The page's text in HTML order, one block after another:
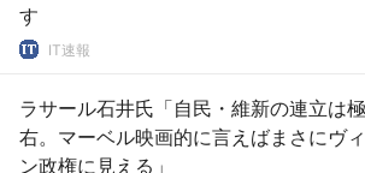
す
IT速報
ラサール石井氏「自民・維新の連立は極
右。マーベル映画的に言えばまさにヴ
ン政権に見える」